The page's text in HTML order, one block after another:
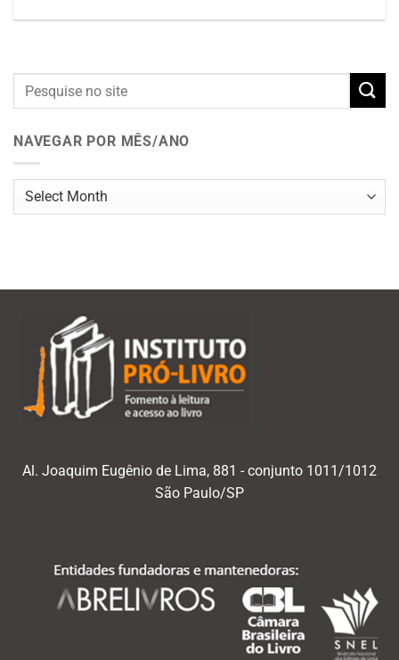
NAVEGAR POR MÊS/ANO
Navegar
Al. Joaquim Eugênio de Lima, 881 - conjunto 1011/1012
São Paulo/SP